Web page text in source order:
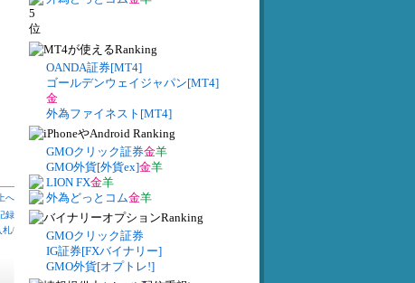
へ
録
札/
OANDA証券[MT4]
ゴールデンウェイジャパン[MT4]
金
外為ファイネスト[MT4]
GMOクリック証券金羊
GMO外貨[外貨ex]金羊
LION FX金羊
外為どっとコム金羊
GMOクリック証券
IG証券[FXバイナリー]
GMO外貨[オプトレ!]